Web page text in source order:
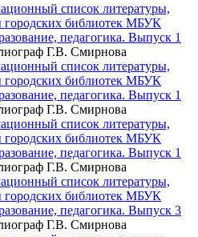
список литературы,
библиотек МБУК
педагогика. Выпуск 1
Г.В. Смирнова
список литературы,
библиотек МБУК
педагогика. Выпуск 1
Г.В. Смирнова
список литературы,
библиотек МБУК
педагогика. Выпуск 1
Г.В. Смирнова
список литературы,
библиотек МБУК
педагогика. Выпуск 3
Г.В. Смирнова